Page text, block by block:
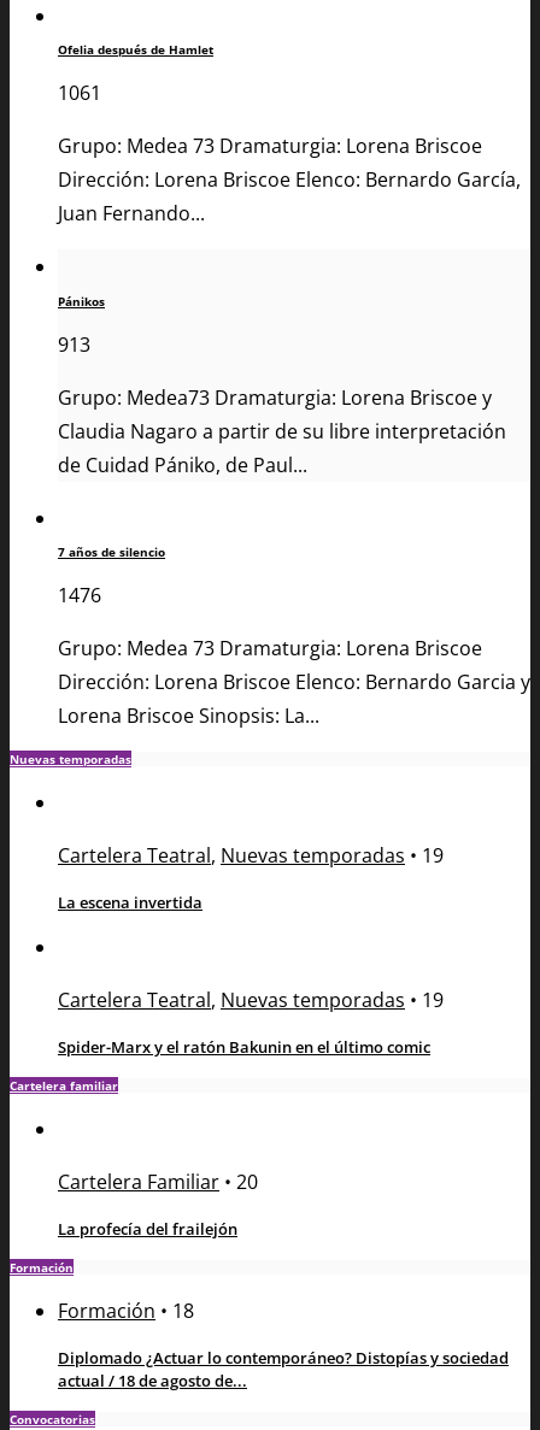
Ofelia después de Hamlet
1061
Grupo: Medea 73 Dramaturgia: Lorena Briscoe
Dirección: Lorena Briscoe Elenco: Bernardo García,
Juan Fernando...
Pánikos
913
Grupo: Medea73 Dramaturgia: Lorena Briscoe y
Claudia Nagaro a partir de su libre interpretación
de Cuidad Pániko, de Paul...
7 años de silencio
1476
Grupo: Medea 73 Dramaturgia: Lorena Briscoe
Dirección: Lorena Briscoe Elenco: Bernardo Garcia y
Lorena Briscoe Sinopsis: La...
Nuevas temporadas
Cartelera Teatral, Nuevas temporadas • 19
La escena invertida
Cartelera Teatral, Nuevas temporadas • 19
Spider-Marx y el ratón Bakunin en el último comic
Cartelera familiar
Cartelera Familiar • 20
La profecía del frailejón
Formación
Formación • 18
Diplomado ¿Actuar lo contemporáneo? Distopías y sociedad
actual / 18 de agosto de...
Convocatorias